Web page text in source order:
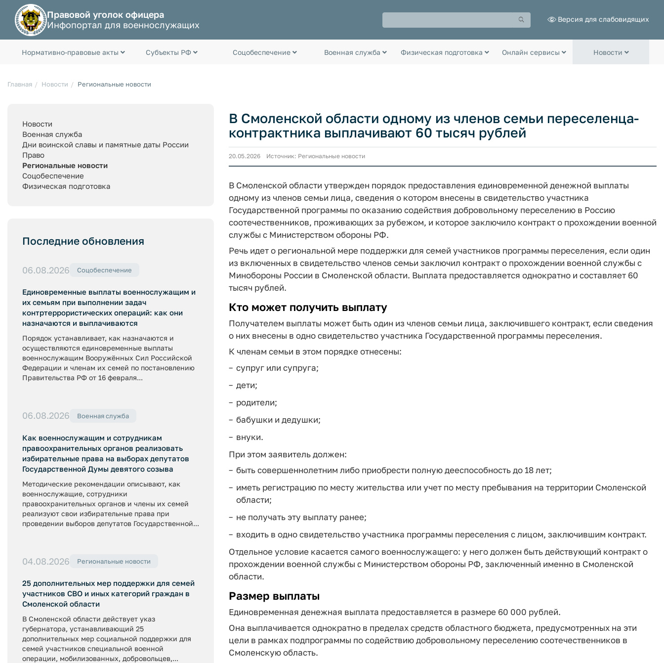
Правовой уголок офицера
Инфопортал для военнослужащих
Версия для слабовидящих
Нормативно-правовые акты Субъекты РФ Соцобеспечение Военная служба Физическая подготовка Онлайн сервисы Новости
Главная Новости Региональные новости
Новости
Военная служба
Дни воинской славы и памятные даты России
Право
Региональные новости
Соцобеспечение
Физическая подготовка
Последние обновления
06.08.2026 Соцобеспечение
Единовременные выплаты военнослужащим и
их семьям при выполнении задач
контртеррористических операций: как они
назначаются и выплачиваются
Порядок устанавливает, как назначаются и
осуществляются единовременные выплаты
военнослужащим Вооружённых Сил Российской
Федерации и членам их семей по постановлению
Правительства РФ от 16 февраля...
06.08.2026 Военная служба
Как военнослужащим и сотрудникам
правоохранительных органов реализовать
избирательные права на выборах депутатов
Государственной Думы девятого созыва
Методические рекомендации описывают, как
военнослужащие, сотрудники
правоохранительных органов и члены их семей
реализуют свои избирательные права при
проведении выборов депутатов Государственной...
04.08.2026 Региональные новости
25 дополнительных мер поддержки для семей
участников СВО и иных категорий граждан в
Смоленской области
В Смоленской области действует указ
губернатора, устанавливающий 25
дополнительных мер социальной поддержки для
семей участников специальной военной
операции, мобилизованных, добровольцев,...
В Смоленской области одному из членов семьи переселенца-
контрактника выплачивают 60 тысяч рублей
20.05.2026 Источник: Региональные новости
В Смоленской области утвержден порядок предоставления единовременной денежной выплаты
одному из членов семьи лица, сведения о котором внесены в свидетельство участника
Государственной программы по оказанию содействия добровольному переселению в Россию
соотечественников, проживающих за рубежом, и которое заключило контракт о прохождении военной
службы с Министерством обороны РФ.
Речь идет о региональной мере поддержки для семей участников программы переселения, если один
из включенных в свидетельство членов семьи заключил контракт о прохождении военной службы с
Минобороны России в Смоленской области. Выплата предоставляется однократно и составляет 60
тысяч рублей.
Кто может получить выплату
Получателем выплаты может быть один из членов семьи лица, заключившего контракт, если сведения
о них внесены в одно свидетельство участника Государственной программы переселения.
К членам семьи в этом порядке отнесены:
супруг или супруга;
дети;
родители;
бабушки и дедушки;
внуки.
При этом заявитель должен:
быть совершеннолетним либо приобрести полную дееспособность до 18 лет;
иметь регистрацию по месту жительства или учет по месту пребывания на территории Смоленской
области;
не получать эту выплату ранее;
входить в одно свидетельство участника программы переселения с лицом, заключившим контракт.
Отдельное условие касается самого военнослужащего: у него должен быть действующий контракт о
прохождении военной службы с Министерством обороны РФ, заключенный именно в Смоленской
области.
Размер выплаты
Единовременная денежная выплата предоставляется в размере 60 000 рублей.
Она выплачивается однократно в пределах средств областного бюджета, предусмотренных на эти
цели в рамках подпрограммы по содействию добровольному переселению соотечественников в
Смоленскую область.